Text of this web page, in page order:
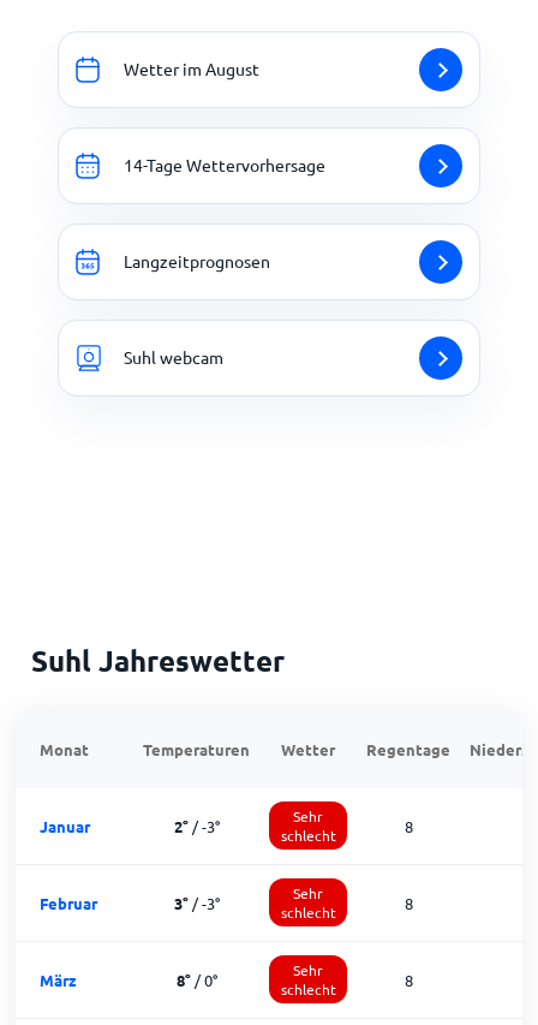
Wetter im August
14-Tage Wettervorhersage
Langzeitprognosen
Suhl webcam
Suhl Jahreswetter
Monat Temperaturen Wetter Regentage
Januar 2°/-3°
Sehr
schlecht
8
Februar 3°/-3°
Sehr
schlecht
8
März 8°/0°
Sehr
schlecht
8